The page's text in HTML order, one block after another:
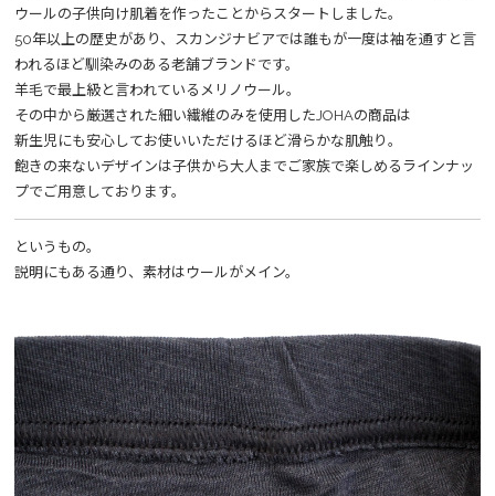
ウールの子供向け肌着を作ったことからスタートしました。
50年以上の歴史があり、スカンジナビアでは誰もが一度は袖を通すと言
われるほど馴染みのある老舗ブランドです。
羊毛で最上級と言われているメリノウール。
その中から厳選された細い繊維のみを使用したJOHAの商品は
新生児にも安心してお使いいただけるほど滑らかな肌触り。
飽きの来ないデザインは子供から大人までご家族で楽しめるラインナッ
プでご用意しております。
というもの。
説明にもある通り、素材はウールがメイン。